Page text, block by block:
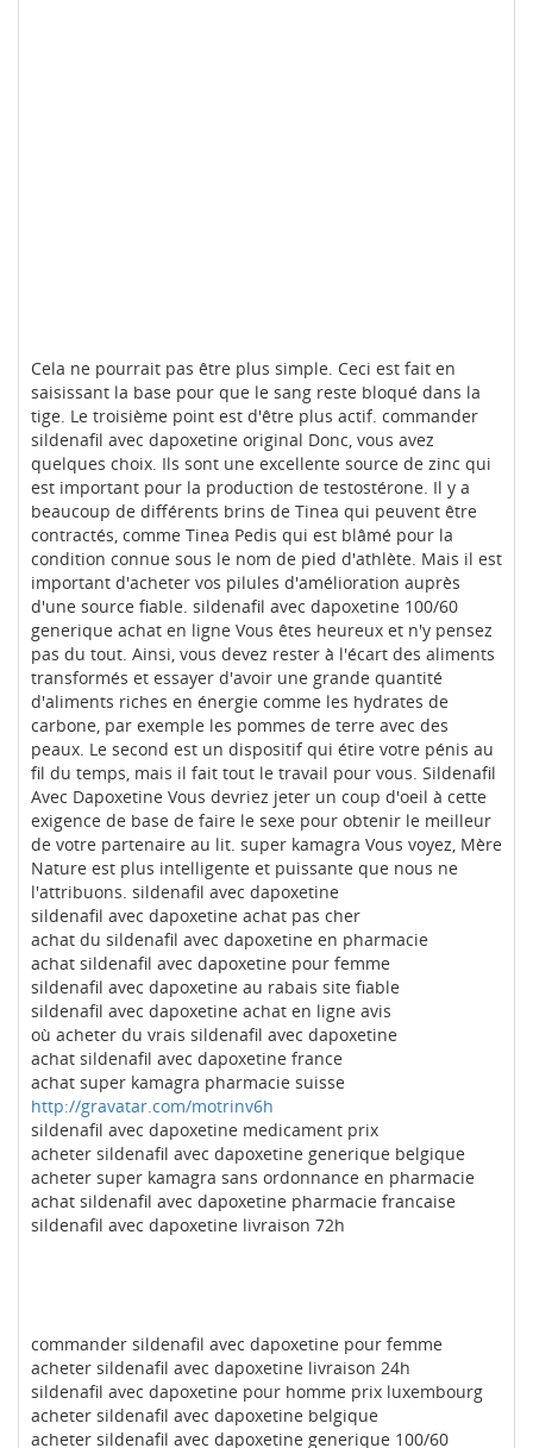
Cela ne pourrait pas être plus simple. Ceci est fait en
saisissant la base pour que le sang reste bloqué dans la
tige. Le troisième point est d'être plus actif. commander
sildenafil avec dapoxetine original Donc, vous avez
quelques choix. Ils sont une excellente source de zinc qui
est important pour la production de testostérone. Il y a
beaucoup de différents brins de Tinea qui peuvent être
contractés, comme Tinea Pedis qui est blâmé pour la
condition connue sous le nom de pied d'athlète. Mais il est
important d'acheter vos pilules d'amélioration auprès
d'une source fiable. sildenafil avec dapoxetine 100/60
generique achat en ligne Vous êtes heureux et n'y pensez
pas du tout. Ainsi, vous devez rester à l'écart des aliments
transformés et essayer d'avoir une grande quantité
d'aliments riches en énergie comme les hydrates de
carbone, par exemple les pommes de terre avec des
peaux. Le second est un dispositif qui étire votre pénis au
fil du temps, mais il fait tout le travail pour vous. Sildenafil
Avec Dapoxetine Vous devriez jeter un coup d'oeil à cette
exigence de base de faire le sexe pour obtenir le meilleur
de votre partenaire au lit. super kamagra Vous voyez, Mère
Nature est plus intelligente et puissante que nous ne
l'attribuons. sildenafil avec dapoxetine
sildenafil avec dapoxetine achat pas cher
achat du sildenafil avec dapoxetine en pharmacie
achat sildenafil avec dapoxetine pour femme
sildenafil avec dapoxetine au rabais site fiable
sildenafil avec dapoxetine achat en ligne avis
où acheter du vrais sildenafil avec dapoxetine
achat sildenafil avec dapoxetine france
achat super kamagra pharmacie suisse
http://gravatar.com/motrinv6h
sildenafil avec dapoxetine medicament prix
acheter sildenafil avec dapoxetine generique belgique
acheter super kamagra sans ordonnance en pharmacie
achat sildenafil avec dapoxetine pharmacie francaise
sildenafil avec dapoxetine livraison 72h
commander sildenafil avec dapoxetine pour femme
acheter sildenafil avec dapoxetine livraison 24h
sildenafil avec dapoxetine pour homme prix luxembourg
acheter sildenafil avec dapoxetine belgique
acheter sildenafil avec dapoxetine generique 100/60